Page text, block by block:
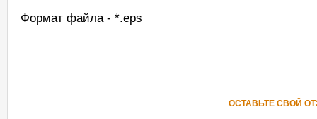
Формат файла - *.eps
ОСТАВЬТЕ СВОЙ